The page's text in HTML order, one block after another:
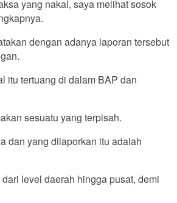
yang nakal, saya melihat sosok
dengan adanya laporan tersebut
itu tertuang di dalam BAP dan
sesuatu yang terpisah.
dan yang dilaporkan itu adalah
level daerah hingga pusat, demi